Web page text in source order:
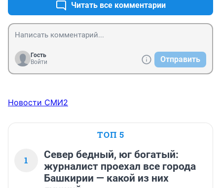
Читать все комментарии
Гость
Войти
Отправить
Новости СМИ2
ТОП 5
1
Север бедный, юг богатый:
журналист проехал все города
Башкирии — какой из них